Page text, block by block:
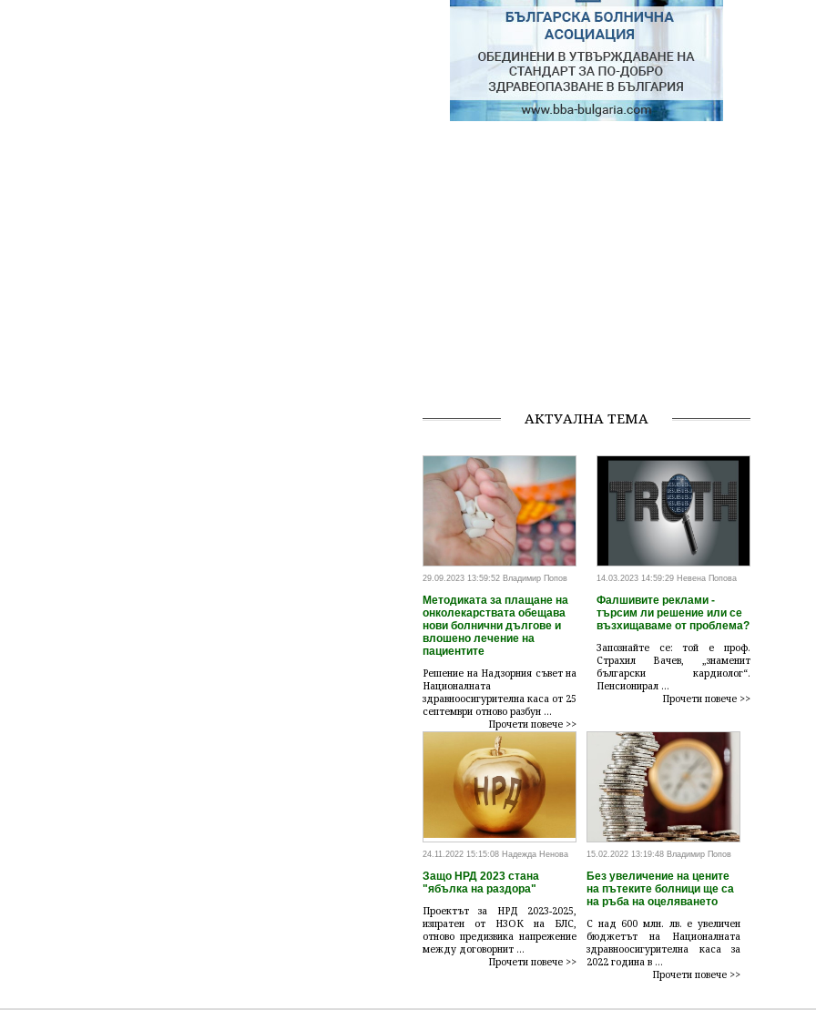
АКТУАЛНА ТЕМА
29.09.2023 13:59:52 Владимир Попов
Методиката за плащане на
онколекарствата обещава
нови болнични дългове и
влошено лечение на
пациентите
Решение на Надзорния съвет на
Националната
здравноосигурителна каса от 25
септември отново разбун ...
Прочети повече >>
14.03.2023 14:59:29 Невена Попова
Фалшивите реклами -
търсим ли решение или се
възхищаваме от проблема?
Запознайте се: той е проф.
Страхил Вачев, „знаменит
български кардиолог“.
Пенсионирал ...
Прочети повече >>
24.11.2022 15:15:08 Надежда Ненова
Защо НРД 2023 стана
"ябълка на раздора"
Проектът за НРД 2023-2025,
изпратен от НЗОК на БЛС,
отново предизвика напрежение
между договорнит ...
Прочети повече >>
15.02.2022 13:19:48 Владимир Попов
Без увеличение на цените
на пътеките болници ще са
на ръба на оцеляването
С над 600 млн. лв. е увеличен
бюджетът на Националната
здравноосигурителна каса за
2022 година в ...
Прочети повече >>